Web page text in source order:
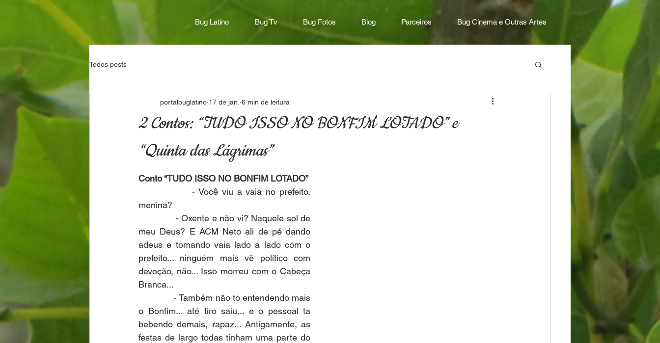
Bug Latino Bug Tv Bug Fotos Blog Parceiros Bug Cinema e Outras Artes
Todos posts
2 Contos: “TUDO ISSO NO BONFIM LOTADO” e
“Quinta das Lágrimas”
portalbuglatino 17 de jan. 6 min de leitura
Conto “TUDO ISSO NO BONFIM LOTADO”
- Você viu a vaia no prefeito,
menina?
- Oxente e não vi? Naquele sol de
meu Deus? E ACM Neto ali de pé dando
adeus e tomando vaia lado a lado com o
prefeito... ninguém mais vê político com
devoção, não... Isso morreu com o Cabeça
Branca...
- Também não to entendendo mais
o Bonfim... até tiro saiu... e o pessoal ta
bebendo demais, rapaz... Antigamente, as
festas de largo todas tinham uma parte do